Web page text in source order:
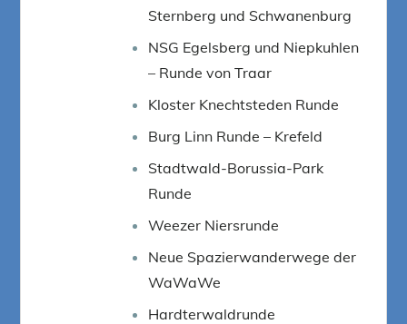
Sternberg und Schwanenburg
NSG Egelsberg und Niepkuhlen
– Runde von Traar
Kloster Knechtsteden Runde
Burg Linn Runde – Krefeld
Stadtwald-Borussia-Park
Runde
Weezer Niersrunde
Neue Spazierwanderwege der
WaWaWe
Hardterwaldrunde